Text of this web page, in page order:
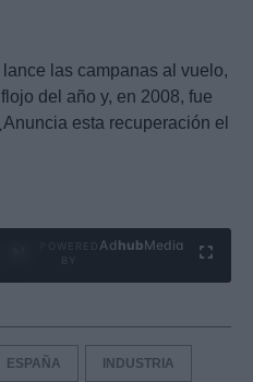
las campanas al vuelo,
del año y, en 2008, fue
esta recuperación el
Ad hubMedia
ESPAÑA INDUSTRIA